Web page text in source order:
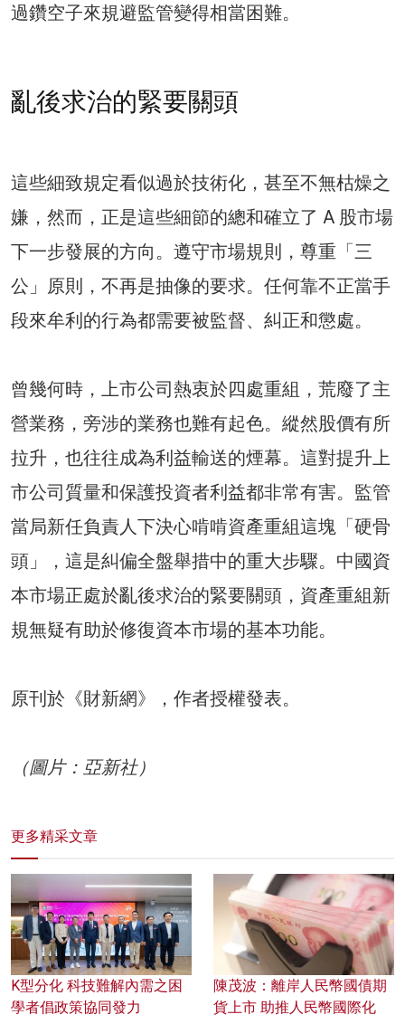
過鑽空子來規避監管變得相當困難。
亂後求治的緊要關頭
這些細致規定看似過於技術化，甚至不無枯燥之
嫌，然而，正是這些細節的總和確立了 A 股市場
下一步發展的方向。遵守市場規則，尊重「三
公」原則，不再是抽像的要求。任何靠不正當手
段來牟利的行為都需要被監督、糾正和懲處。
曾幾何時，上市公司熱衷於四處重組，荒廢了主
營業務，旁涉的業務也難有起色。縱然股價有所
拉升，也往往成為利益輸送的煙幕。這對提升上
市公司質量和保護投資者利益都非常有害。監管
當局新任負責人下決心啃啃資產重組這塊「硬骨
頭」，這是糾偏全盤舉措中的重大步驟。中國資
本市場正處於亂後求治的緊要關頭，資產重組新
規無疑有助於修復資本市場的基本功能。
原刊於《財新網》，作者授權發表。
（圖片：亞新社）
更多精采文章
K型分化 科技難解內需之困
學者倡政策協同發力
陳茂波：離岸人民幣國債期
貨上市 助推人民幣國際化